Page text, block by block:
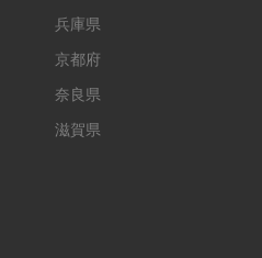
兵庫県
京都府
奈良県
滋賀県